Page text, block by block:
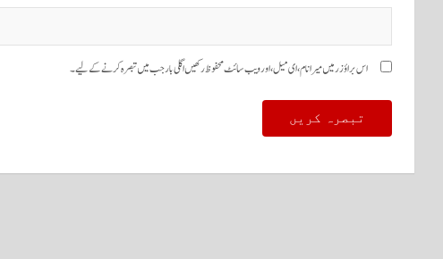
اس براؤزر میں میرا نام، ای میل، اور ویب سائٹ محفوظ رکھیں اگلی بار جب میں تبصرہ کرنے کےلیے۔